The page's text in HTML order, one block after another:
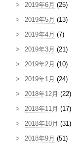
2019年6月 (25)
2019年5月 (13)
2019年4月 (7)
2019年3月 (21)
2019年2月 (10)
2019年1月 (24)
2018年12月 (22)
2018年11月 (17)
2018年10月 (31)
2018年9月 (51)